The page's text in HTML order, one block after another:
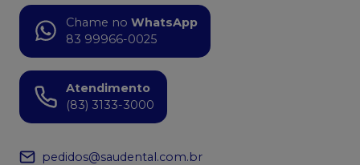
Chame no WhatsApp
83 99966-0025
Atendimento
(83) 3133-3000
pedidos@saudental.com.br